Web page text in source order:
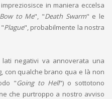
in maniera eccelsa
Bow to Me", "Death Swarm" e le
Plague", probabilmente la nostra
negativi va annoverata una
con qualche brano qua e là non
"Going to Hell") o sottotono
che purtroppo a nostro avviso